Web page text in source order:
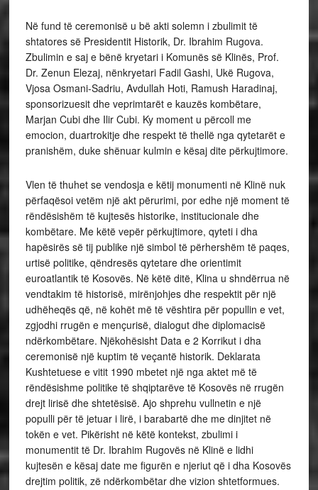
Në fund të ceremonisë u bë akti solemn i zbulimit të
shtatores së Presidentit Historik, Dr. Ibrahim Rugova.
Zbulimin e saj e bënë kryetari i Komunës së Klinës, Prof.
Dr. Zenun Elezaj, nënkryetari Fadil Gashi, Ukë Rugova,
Vjosa Osmani-Sadriu, Avdullah Hoti, Ramush Haradinaj,
sponsorizuesit dhe veprimtarët e kauzës kombëtare,
Marjan Cubi dhe Ilir Cubi. Ky moment u përcoll me
emocion, duartrokitje dhe respekt të thellë nga qytetarët e
pranishëm, duke shënuar kulmin e kësaj dite përkujtimore.
Vlen të thuhet se vendosja e këtij monumenti në Klinë nuk
përfaqësoi vetëm një akt përurimi, por edhe një moment të
rëndësishëm të kujtesës historike, institucionale dhe
kombëtare. Me këtë vepër përkujtimore, qyteti i dha
hapësirës së tij publike një simbol të përhershëm të paqes,
urtisë politike, qëndresës qytetare dhe orientimit
euroatlantik të Kosovës. Në këtë ditë, Klina u shndërrua në
vendtakim të historisë, mirënjohjes dhe respektit për një
udhëheqës që, në kohët më të vështira për popullin e vet,
zgjodhi rrugën e mençurisë, dialogut dhe diplomacisë
ndërkombëtare. Njëkohësisht Data e 2 Korrikut i dha
ceremonisë një kuptim të veçantë historik. Deklarata
Kushtetuese e vitit 1990 mbetet një nga aktet më të
rëndësishme politike të shqiptarëve të Kosovës në rrugën
drejt lirisë dhe shtetësisë. Ajo shprehu vullnetin e një
populli për të jetuar i lirë, i barabartë dhe me dinjitet në
tokën e vet. Pikërisht në këtë kontekst, zbulimi i
monumentit të Dr. Ibrahim Rugovës në Klinë e lidhi
kujtesën e kësaj date me figurën e njeriut që i dha Kosovës
drejtim politik, zë ndërkombëtar dhe vizion shtetformues.